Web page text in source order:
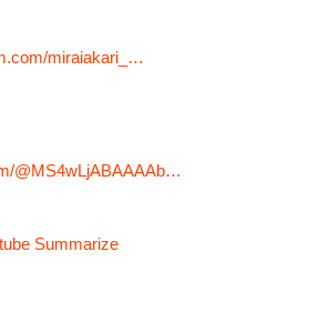
miraiakari_…
@MS4wLjABAAAAb…
Summarize